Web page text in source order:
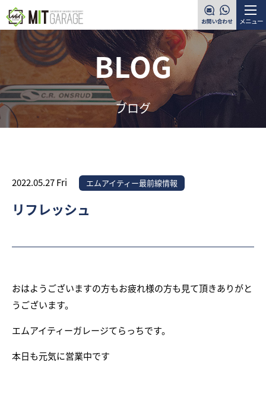
メニュー
BLOG
ブログ
2022.05.27 Fri エムアイティー最前線情報
リフレッシュ
おはようございますの方もお疲れ様の方も見て頂きありがと
うございます。
エムアイティーガレージてらっちです。
本日も元気に営業中です